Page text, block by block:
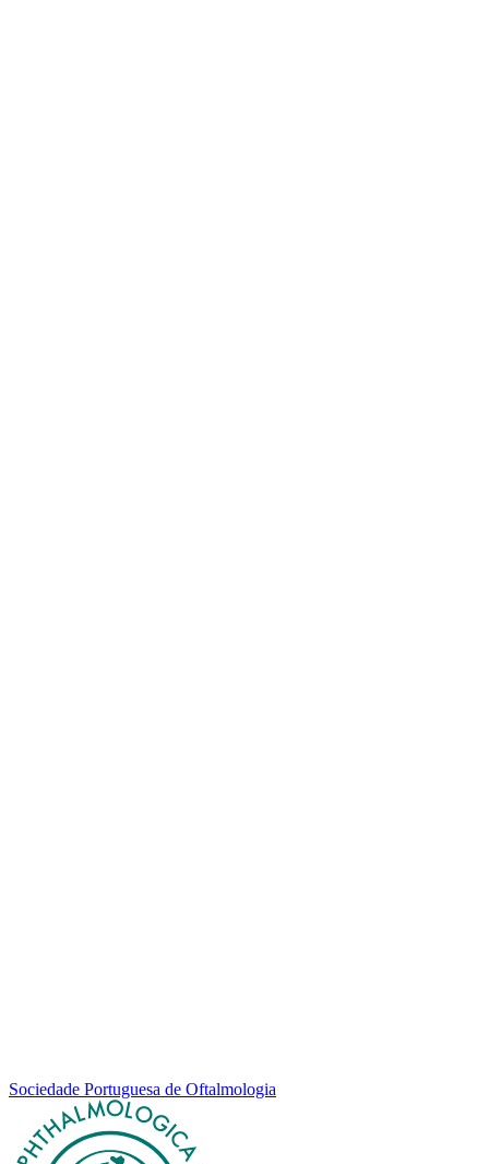
Sociedade Portuguesa de Oftalmologia